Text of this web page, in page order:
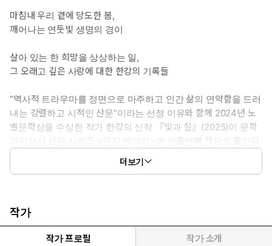
마침내 우리 곁에 당도한 봄,
깨어나는 연둣빛 생명의 경이
살아 있는 한 희망을 상상하는 일,
그 오래고 깊은 사랑에 대한 한강의 기록들
“역사적 트라우마를 정면으로 마주하고 인간 삶의 연약함을 드러
내는 강렬하고 시적인 산문”이라는 선정 이유와 함께 2024년 노
벨문학상을 수상한 작가 한강의 신작 『빛과 실』(2025)이 문학
과지성사 산문 시리즈 <문지 에크리>의 아홉번째 책으로 출간되
었다. 노벨문학상 수상 강연문 「빛과 실」(2024)을 포함해 미발
표 시와 산문, 그리고 작가가 자신의 온전한 최초의 집으로 ‘북향
삼십 년 넘게 ‘쓰는 사람’의 정체성으로, “세계는 왜 이토록 폭력
적이고 고통스러운가? 동시에 세계는 어떻게 이렇게 아름다운
더보기
작가
작가 프로필 작가 소개